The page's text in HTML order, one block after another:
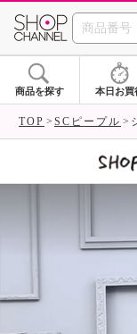
商品を探す 本日お買
TOP SCピープル